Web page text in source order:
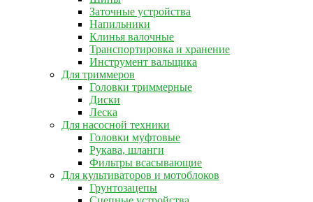
Заточные устройства
Напильники
Клинья валочные
Транспортировка и хранение
Инструмент вальщика
Для триммеров
Головки триммерные
Диски
Леска
Для насосной техники
Головки муфтовые
Рукава, шланги
Фильтры всасывающие
Для культиваторов и мотоблоков
Грунтозацепы